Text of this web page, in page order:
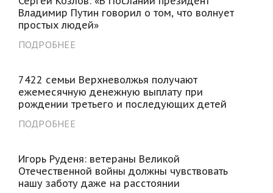
Владимир Путин говорил о том, что волнует
простых людей»
ПОДРОБНЕЕ
7422 семьи Верхневолжья получают
ежемесячную денежную выплату при
рождении третьего и последующих детей
ПОДРОБНЕЕ
Игорь Руденя: ветераны Великой
Отечественной войны должны чувствовать
нашу заботу даже на расстоянии